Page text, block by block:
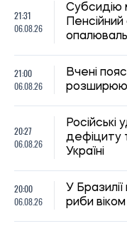
06.08.26
Киянам
19:00
06.08.26
у
06.08.26
На Волині
спеку до
рекорди
18:00
06.08.26
Вчені
Оренда